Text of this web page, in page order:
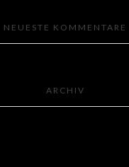
NEUESTE KOMMENTARE
ARCHIV